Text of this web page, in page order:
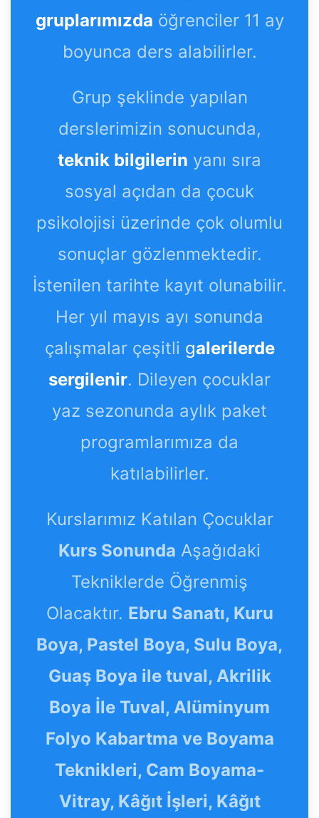
gruplarımızda öğrenciler 11 ay
boyunca ders alabilirler.
Grup şeklinde yapılan
derslerimizin sonucunda,
teknik bilgilerin yanı sıra
sosyal açıdan da çocuk
psikolojisi üzerinde çok olumlu
sonuçlar gözlenmektedir.
İstenilen tarihte kayıt olunabilir.
Her yıl mayıs ayı sonunda
çalışmalar çeşitli galerilerde
sergilenir. Dileyen çocuklar
yaz sezonunda aylık paket
programlarımıza da
katılabilirler.
Kurslarımız Katılan Çocuklar
Kurs Sonunda Aşağıdaki
Tekniklerde Öğrenmiş
Olacaktır. Ebru Sanatı, Kuru
Boya, Pastel Boya, Sulu Boya,
Guaş Boya ile tuval, Akrilik
Boya İle Tuval, Alüminyum
Folyo Kabartma ve Boyama
Teknikleri, Cam Boyama-
Vitray, Kâğıt İşleri, Kâğıt